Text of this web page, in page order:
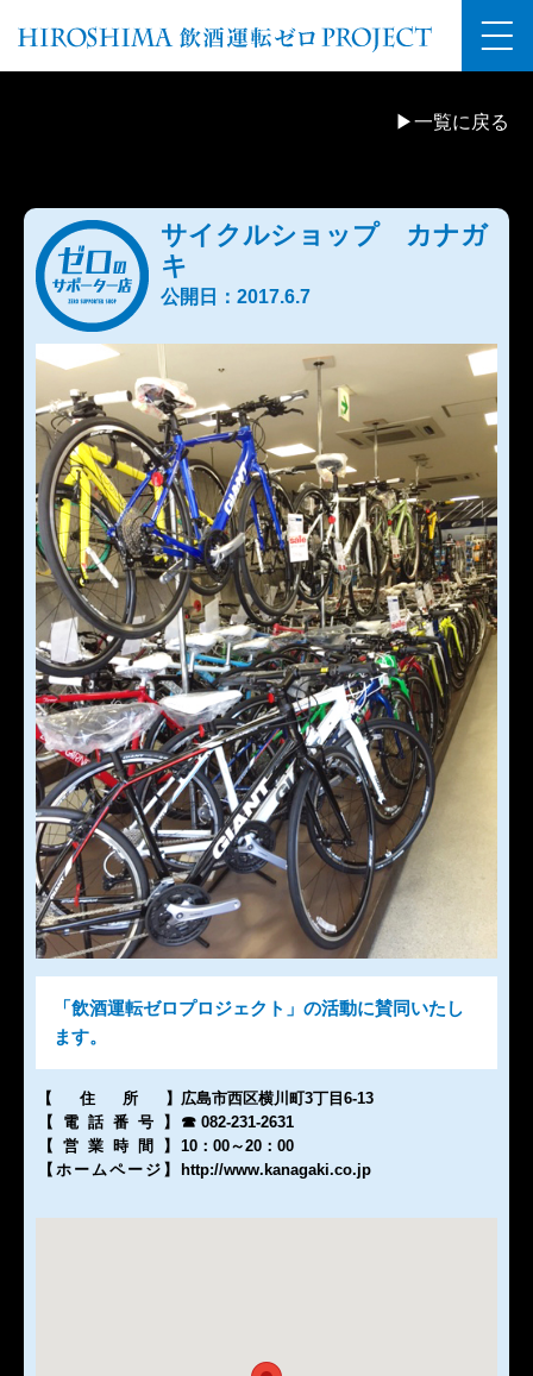
▶一覧に戻る
サイクルショップ カナガ
キ
公開日：2017.6.7
「飲酒運転ゼロプロジェクト」の活動に賛同いたし
ます。
【住所 】 広島市西区横川町3丁目6-13
【電話番号
】
☎ 082-231-2631
【営業時間
】
10：00～20：00
【ホームページ 】 http://www.kanagaki.co.jp